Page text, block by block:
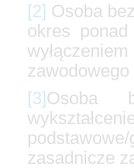
[2] Osoba
okres
zawodowego
[3]Osoba
zasadnicze